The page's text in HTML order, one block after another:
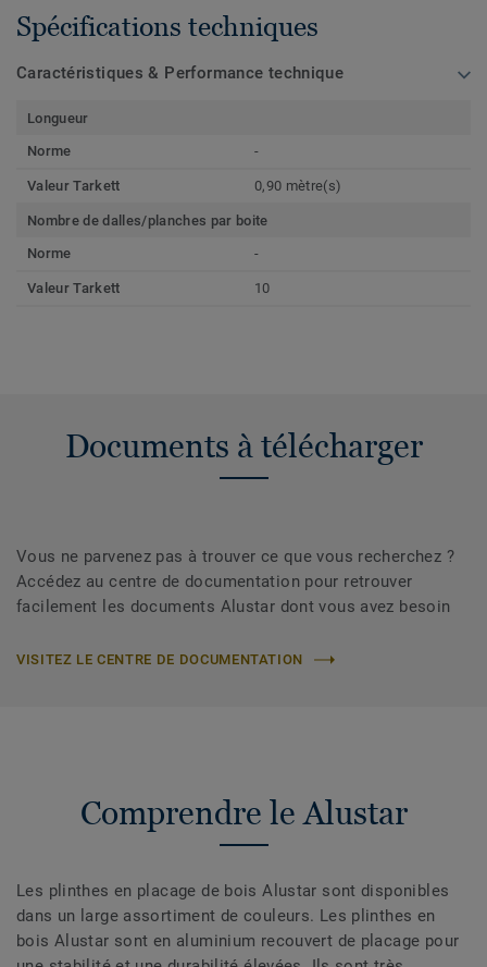
Spécifications techniques
Caractéristiques & Performance technique
Longueur
Norme
-
Valeur Tarkett 0,90 mètre(s)
Nombre de dalles/planches par boite
Norme
-
Valeur Tarkett 10
Documents à télécharger
Vous ne parvenez pas à trouver ce que vous recherchez ?
Accédez au centre de documentation pour retrouver
facilement les documents Alustar dont vous avez besoin
VISITEZ LE CENTRE DE DOCUMENTATION
Comprendre le Alustar
Les plinthes en placage de bois Alustar sont disponibles
dans un large assortiment de couleurs. Les plinthes en
bois Alustar sont en aluminium recouvert de placage pour